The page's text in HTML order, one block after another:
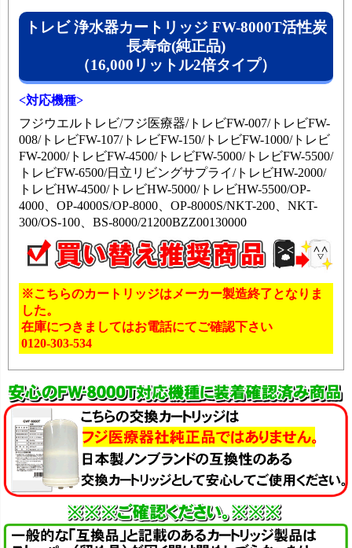
トレビ 浄水器カートリッジ FW-8000T活性炭
長寿命(純正品)
（16,000リットル2倍タイプ）
<対応機種>
フジウエルトレビ/フジ医療器/トレビFW-007/トレビFW-
008/トレビFW-107/トレビFW-150/トレビFW-1000/トレビ
FW-2000/トレビFW-4500/トレビFW-5000/トレビFW-5500/
トレビFW-6500/日立リビングサプライ/トレビHW-2000/
トレビHW-4500/トレビHW-5000/トレビHW-5500/OP-
4000、OP-4000S/OP-8000、OP-8000S/NKT-200、NKT-
300/OS-100、BS-8000/21200BZZ00130000
※こちらのカートリッジはメーカー製造終了となりま
した。
在庫につきましてはお電話にてご確認下さい
0120-303-534